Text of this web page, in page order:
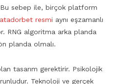
Bu sebep ile, birçok platform
resmi aynı eşzamanlı
RNG algoritma arka planda
planda olmalı.
tasarım gerektirir. Psikolojik
Teknoloji ve gerçek